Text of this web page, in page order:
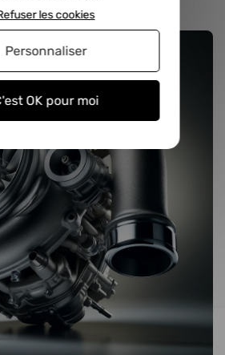
OK pour moi
les cookies
Personnaliser